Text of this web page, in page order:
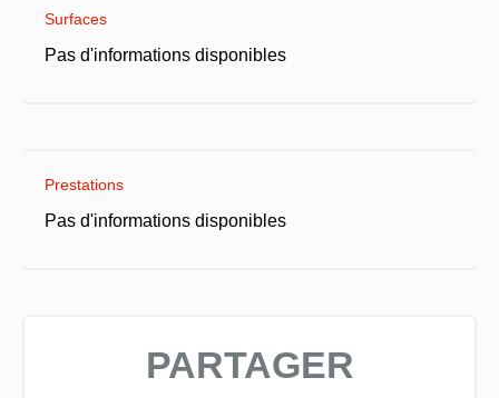
Surfaces
Pas d'informations disponibles
Prestations
Pas d'informations disponibles
PARTAGER